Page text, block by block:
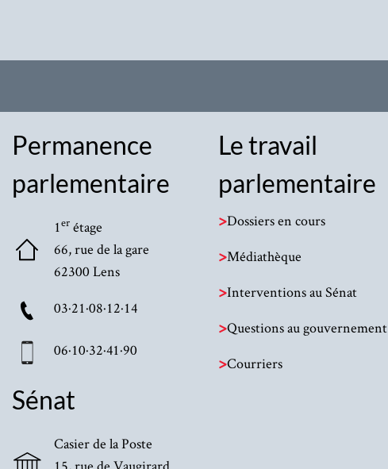
Permanence
parlementaire
1er étage
66, rue de la gare
62300 Lens
03·21·08·12·14
06·10·32·41·90
Sénat
Casier de la Poste
Le travail
parlementaire
>Dossiers en cours
>Médiathèque
>Interventions au Sénat
>Questions au gouvernement
>Courriers